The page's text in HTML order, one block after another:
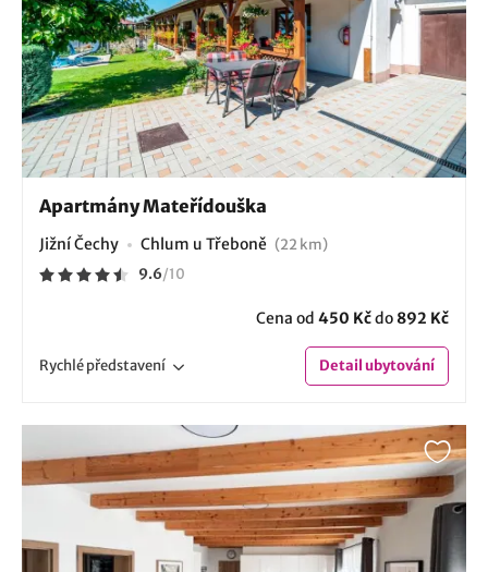
Apartmány Mateřídouška
Jižní Čechy Chlum u Třeboně (22 km)
9.6/10
Cena od 450 Kčdo 892 Kč
Rychlépředstavení Detailubytování